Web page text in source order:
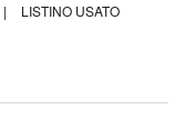
|
LISTINO USATO